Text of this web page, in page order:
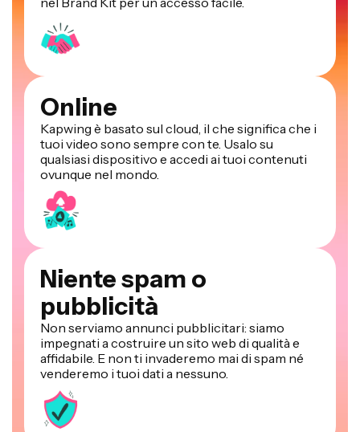
Online
Kapwing è basato sul cloud, il che significa che i
tuoi video sono sempre con te. Usalo su
qualsiasi dispositivo e accedi ai tuoi contenuti
ovunque nel mondo.
Niente spam o
pubblicità
Non serviamo annunci pubblicitari: siamo
impegnati a costruire un sito web di qualità e
affidabile. E non ti invaderemo mai di spam né
venderemo i tuoi dati a nessuno.